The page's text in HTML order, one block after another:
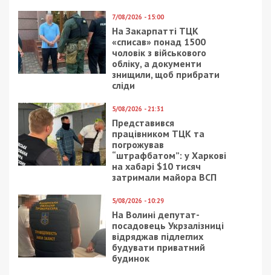
7/08/2026 - 15:00
На Закарпатті ТЦК
«списав» понад 1500
чоловік з військового
обліку, а документи
знищили, щоб прибрати
сліди
5/08/2026 - 21:31
Представився
працівником ТЦК та
погрожував
“штрафбатом”: у Харкові
на хабарі $10 тисяч
затримали майора ВСП
5/08/2026 - 10:29
На Волині депутат-
посадовець Укрзалізниці
відряджав підлеглих
будувати приватний
будинок